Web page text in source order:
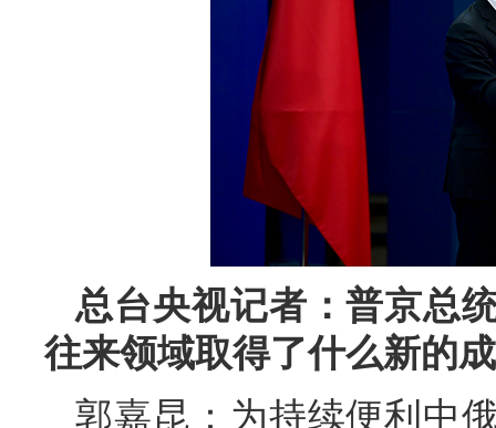
总台央视记者：普京总
往来领域取得了什么新的
郭嘉昆：为持续便利中